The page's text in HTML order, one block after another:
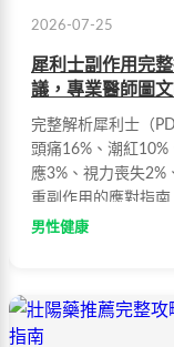
2026-07-25
犀利士副作用完
議，專業醫師圖
完整解析犀利士（
頭痛16%、潮紅
應3%、視力喪失2%
重副作用的應對指
用建議，幫助使用者
男性健康